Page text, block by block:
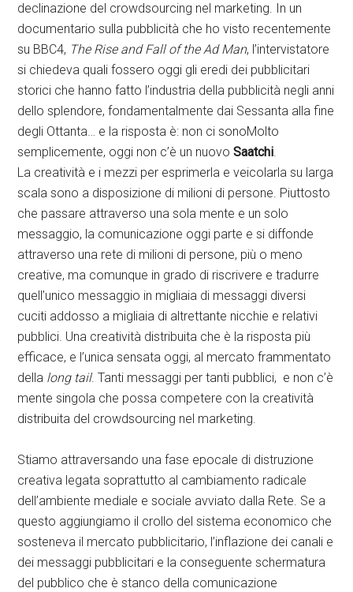
declinazione del crowdsourcing nel marketing. In un
documentario sulla pubblicità che ho visto recentemente
su BBC4, The Rise and Fall of the Ad Man, l’intervistatore
si chiedeva quali fossero oggi gli eredi dei pubblicitari
storici che hanno fatto l’industria della pubblicità negli anni
dello splendore, fondamentalmente dai Sessanta alla fine
degli Ottanta… e la risposta è: non ci sonoMolto
semplicemente, oggi non c’è un nuovoSaatchi.
La creatività e i mezzi per esprimerla e veicolarla su larga
scala sono a disposizione di milioni di persone. Piuttosto
che passare attraverso una sola mente e un solo
messaggio, la comunicazione oggi parte e si diffonde
attraverso una rete di milioni di persone, più o meno
creative, ma comunque in grado di riscrivere e tradurre
quell’unico messaggio in migliaia di messaggi diversi
cuciti addosso a migliaia di altrettante nicchie e relativi
pubblici. Una creatività distribuita che è la risposta più
efficace, e l’unica sensata oggi, al mercato frammentato
della long tail. Tanti messaggi per tanti pubblici, e non c’è
mente singola che possa competere con la creatività
distribuita del crowdsourcing nel marketing.
Stiamo attraversando una fase epocale di distruzione
creativa legata soprattutto al cambiamento radicale
dell’ambiente mediale e sociale avviato dalla Rete. Se a
questo aggiungiamo il crollo del sistema economico che
sosteneva il mercato pubblicitario, l’inflazione dei canali e
dei messaggi pubblicitari e la conseguente schermatura
del pubblico che è stanco della comunicazione